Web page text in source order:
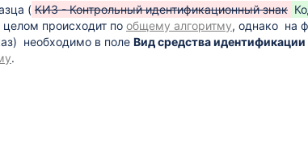
( КИЗ - Контрольный идентификационный знак
происходит по общему алгоритму, однако на
необходимо в поле Вид средства идентификации
.